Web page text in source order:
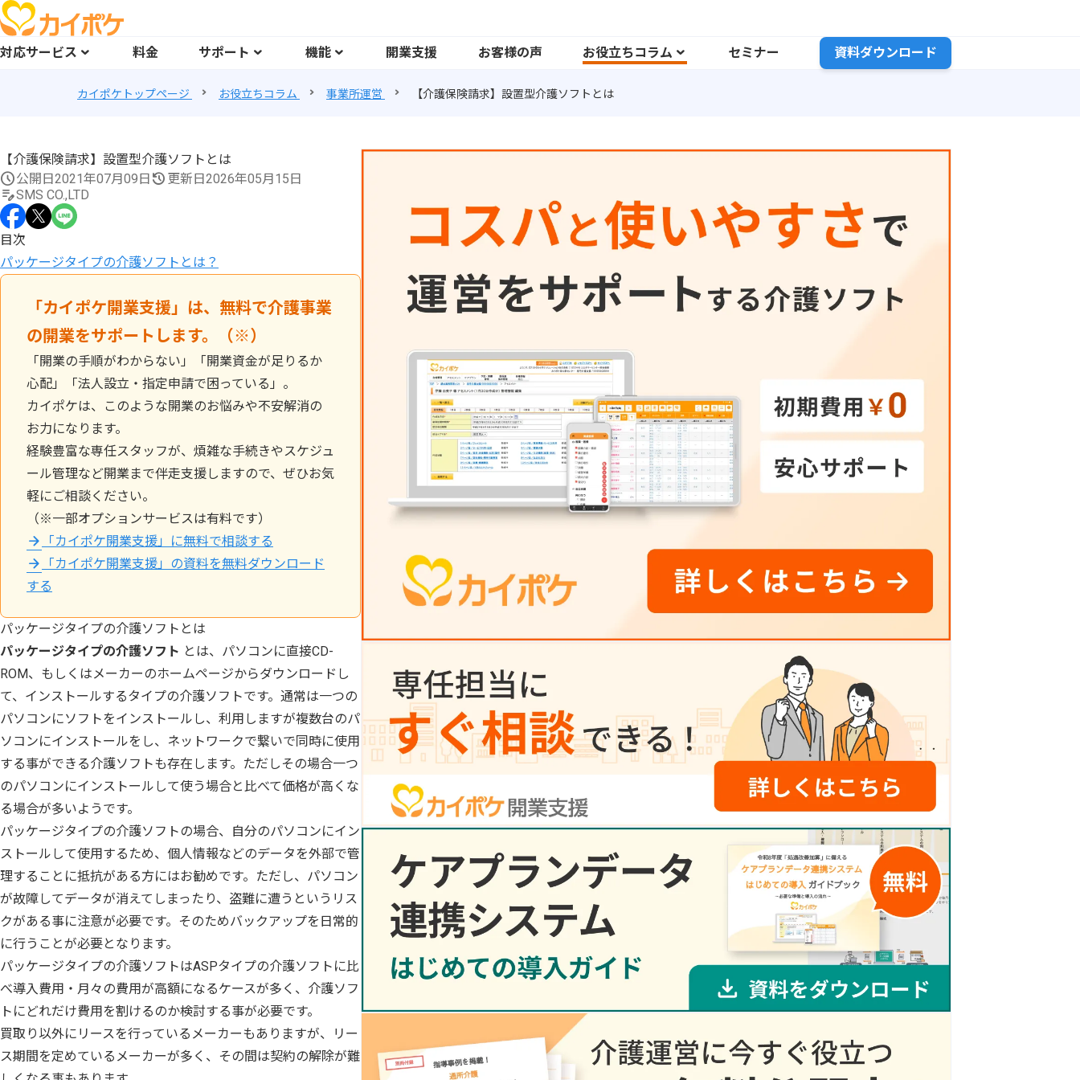
対応サービス 料金 サポート 機能 開業支援 お客様の声 お役立ちコラム セミナー 資料ダウンロード
カイポケトップページ お役立ちコラム 事業所運営 【介護保険請求】設置型介護ソフトとは
【介護保険請求】設置型介護ソフトとは
公開日 2021年07月09日 更新日 2026年05月15日
SMS CO.,LTD
目次
パッケージタイプの介護ソフトとは？
「カイポケ開業支援」は、無料で介護事業
の開業をサポートします。（※）
「開業の手順がわからない」「開業資金が足りるか
心配」「法人設立・指定申請で困っている」。
カイポケは、このような開業のお悩みや不安解消の
お力になります。
経験豊富な専任スタッフが、煩雑な手続きやスケジュ
ール管理など開業まで伴走支援しますので、ぜひお気
軽にご相談ください。
（※一部オプションサービスは有料です）
「カイポケ開業支援」に無料で相談する
「カイポケ開業支援」の資料を無料ダウンロード
する
パッケージタイプの介護ソフトとは
パッケージタイプの介護ソフト とは、パソコンに直接CD-
ROM、もしくはメーカーのホームページからダウンロードし
て、インストールするタイプの介護ソフトです。通常は一つの
パソコンにソフトをインストールし、利用しますが複数台のパ
ソコンにインストールをし、ネットワークで繋いで同時に使用
する事ができる介護ソフトも存在します。ただしその場合一つ
のパソコンにインストールして使う場合と比べて価格が高くな
る場合が多いようです。
パッケージタイプの介護ソフトの場合、自分のパソコンにイン
ストールして使用するため、個人情報などのデータを外部で管
理することに抵抗がある方にはお勧めです。ただし、パソコン
が故障してデータが消えてしまったり、盗難に遭うというリス
クがある事に注意が必要です。そのためバックアップを日常的
に行うことが必要となります。
パッケージタイプの介護ソフトはASPタイプの介護ソフトに比
べ導入費用・月々の費用が高額になるケースが多く、介護ソフ
トにどれだけ費用を割けるのか検討する事が必要です。
買取り以外にリースを行っているメーカーもありますが、リー
ス期間を定めているメーカーが多く、その間は契約の解除が難